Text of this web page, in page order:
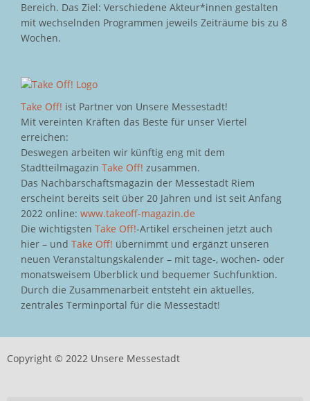
Bereich. Das Ziel: Verschiedene Akteur*innen gestalten
mit wechselnden Programmen jeweils Zeiträume bis zu 8
Wochen.
Take Off! ist Partner von Unsere Messestadt!
Mit vereinten Kräften das Beste für unser Viertel
erreichen:
Deswegen arbeiten wir künftig eng mit dem
Stadtteilmagazin Take Off! zusammen.
Das Nachbarschaftsmagazin der Messestadt Riem
erscheint bereits seit über 20 Jahren und ist seit Anfang
2022 online: www.takeoff-magazin.de
Die wichtigsten Take Off!-Artikel erscheinen jetzt auch
hier – und Take Off! übernimmt und ergänzt unseren
neuen Veranstaltungskalender – mit tage-, wochen- oder
monatsweisem Überblick und bequemer Suchfunktion.
Durch die Zusammenarbeit entsteht ein aktuelles,
zentrales Terminportal für die Messestadt!
Copyright © 2022 Unsere Messestadt